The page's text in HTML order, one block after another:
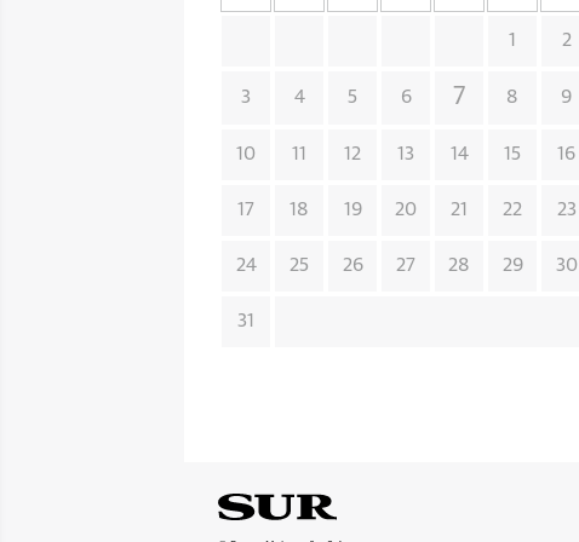
1 2
3 4 5 6 7 8 9
10 11 12 13 14 15 16
17 18 19 20 21 22 23
24 25 26 27 28 29 30
31